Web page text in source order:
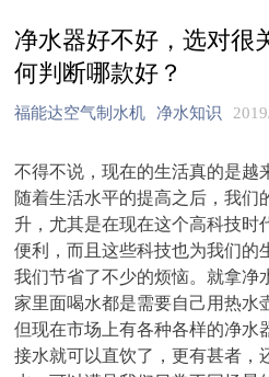
净水器好不好，选对很
何判断哪款好？
福能达空气制水机 净水知识
不得不说，现在的生活真的是越
随着生活水平的提高之后，我们
升，尤其是在现在这个高科技时
便利，而且这些科技也为我们的
我们节省了不少的烦恼。就拿净
家里面喝水都是需要自己用热水
但现在市场上有各种各样的净水
接水就可以直饮了，更有甚者，